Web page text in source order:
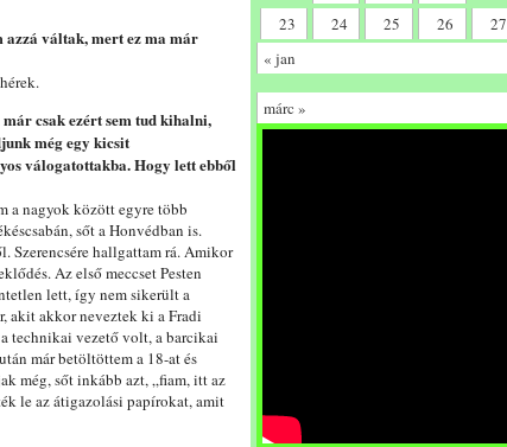
váltak, mert ez ma már
már csak ezért sem tud kihalni,
még egy kicsit
válogatottakba. Hogy lett ebből
a nagyok között egyre több
sőt a Honvédban is.
Szerencsére hallgattam rá. Amikor
Az első meccset Pesten
lett, így nem sikerült a
akit akkor neveztek ki a Fradi
technikai vezető volt, a barcikai
már betöltöttem a 18-at és
még, sőt inkább azt, „fiam, itt az
le az átigazolási papírokat, amit
23
24 25 26 27
« jan
márc »